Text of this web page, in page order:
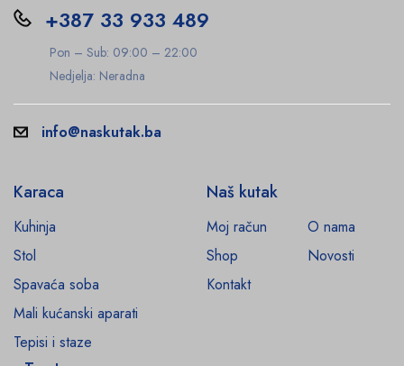
+387 33 933 489
Pon – Sub: 09:00 – 22:00
Nedjelja: Neradna
info@naskutak.ba
Karaca
Kuhinja
Stol
Spavaća soba
Mali kućanski aparati
Tepisi i staze
Naš kutak
Moj račun
O nama
Shop
Novosti
Kontakt